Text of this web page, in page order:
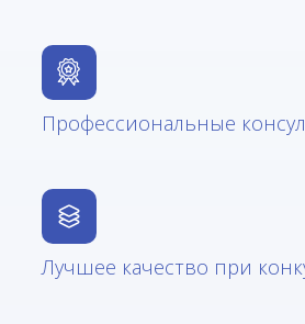
Профессиональные
Лучшее качество при